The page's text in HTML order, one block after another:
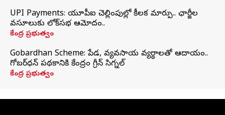
UPI Payments: యూపీఐ చెల్లింపుల్లో కీలక మార్పు.. ఛార్జీల
వసూలుకు లోక్‌సభ ఆమోదం..
కేంద్ర ప్రభుత్వం
Gobardhan Scheme: పేడ, వ్యవసాయ వ్యర్థాలతో ఆదాయం..
గోబర్‌ధన్ పథకానికి కేంద్రం గ్రీన్ సిగ్నల్
కేంద్ర ప్రభుత్వం